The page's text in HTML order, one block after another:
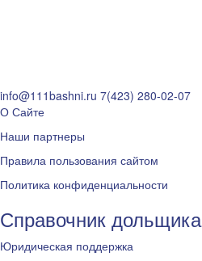
info@111bashni.ru 7(423) 280-02-07
О Сайте
Наши партнеры
Правила пользования сайтом
Политика конфиденциальности
Справочник дольщика
Юридическая поддержка